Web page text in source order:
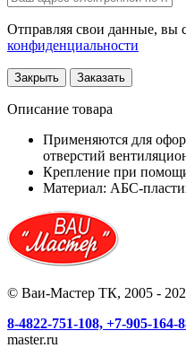
Отправляя свои данные, вы
конфиденциальности
Закрыть Заказать
Описание товара
Применяются для
отверстий
Крепление при
Материал: АБС-
© Ваи-Мастер ТК, 2005 -
8-4822-751-108, +7-905-164-
master.ru